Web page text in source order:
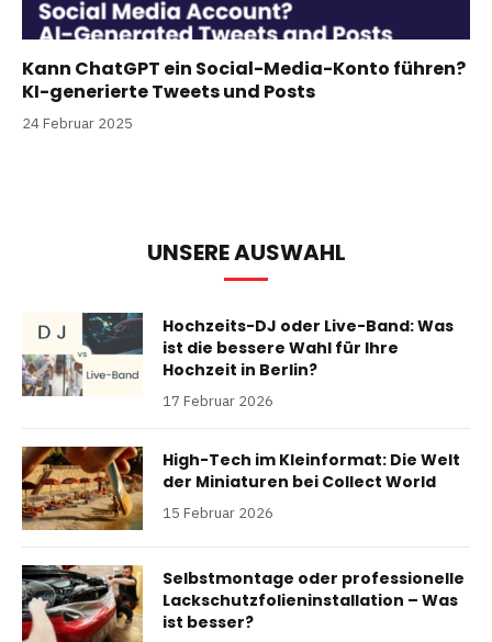
Kann ChatGPT ein Social-Media-Konto führen?
KI-generierte Tweets und Posts
24 Februar 2025
UNSERE AUSWAHL
Hochzeits-DJ oder Live-Band: Was
ist die bessere Wahl für Ihre
Hochzeit in Berlin?
17 Februar 2026
High-Tech im Kleinformat: Die Welt
der Miniaturen bei Collect World
15 Februar 2026
Selbstmontage oder professionelle
Lackschutzfolieninstallation – Was
ist besser?